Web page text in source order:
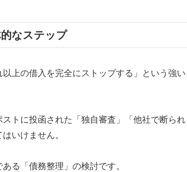
なステップ
上の借入を完全にストップする」という強い
トに投函された「独自審査」「他社で断られ
いけません。
る「債務整理」の検討です。